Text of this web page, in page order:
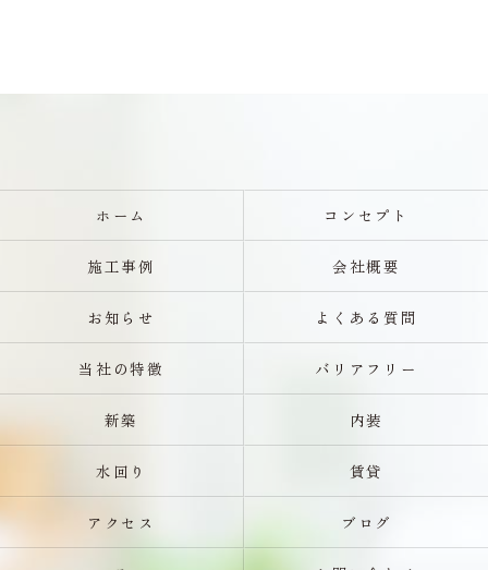
ホーム コンセプト
施工事例 会社概要
お知らせ よくある質問
当社の特徴 バリアフリー
新築 内装
水回り 賃貸
アクセス ブログ